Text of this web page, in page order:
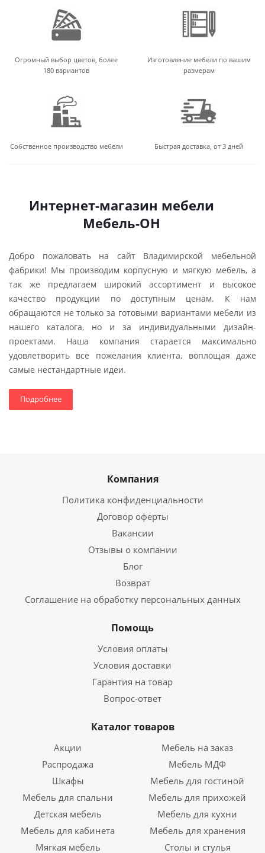
Огромный выбор цветов, более
180 вариантов
Изготовление мебели по вашим
размерам
Собственное производство мебели Быстрая доставка, от 3 дней
Интернет-магазин мебели
Мебель-ОН
Добро пожаловать на сайт Владимирской мебельной
фабрики! Мы производим корпусную и мягкую мебель, а
так же предлагаем широкий ассортимент и высокое
качество продукции по доступным ценам. К нам
обращаются не только за готовыми вариантами мебели из
нашего каталога, но и за индивидуальными дизайн-
проектами. Наша компания старается максимально
удовлетворить все пожелания клиента, воплощая даже
самые нестандартные идеи.
Подробнее
Компания
Политика конфиденциальности
Договор оферты
Вакансии
Отзывы о компании
Блог
Возврат
Соглашение на обработку персональных данных
Помощь
Условия оплаты
Условия доставки
Гарантия на товар
Вопрос-ответ
Каталог товаров
Акции
Мебель на заказ
Распродажа
Мебель МДФ
Шкафы
Мебель для гостиной
Мебель для спальни
Мебель для прихожей
Детская мебель
Мебель для кухни
Мебель для кабинета
Мебель для хранения
Мягкая мебель
Столы и стулья